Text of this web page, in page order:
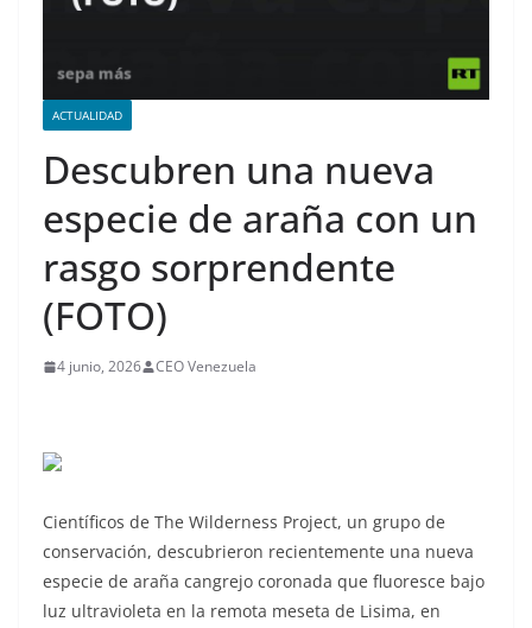
ACTUALIDAD
Descubren una nueva
especie de araña con un
rasgo sorprendente
(FOTO)
4 junio, 2026 CEO Venezuela
Científicos de The Wilderness Project, un grupo de
conservación, descubrieron recientemente una nueva
especie de araña cangrejo coronada que fluoresce bajo
luz ultravioleta en la remota meseta de Lisima, en